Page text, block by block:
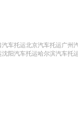
汽车托运北京汽车托运广州
沈阳汽车托运哈尔滨汽车托